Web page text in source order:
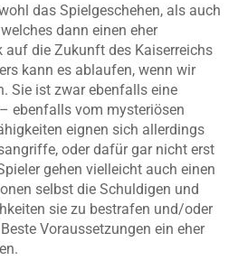
das Spielgeschehen, als auch
dann einen eher
die Zukunft des Kaiserreichs
kann es ablaufen, wenn wir
Sie ist zwar ebenfalls eine
ebenfalls vom mysteriösen
eignen sich allerdings
oder dafür gar nicht erst
gehen vielleicht auch einen
selbst die Schuldigen und
sie zu bestrafen und/oder
Voraussetzungen ein eher